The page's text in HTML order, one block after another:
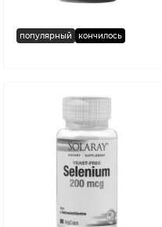
популярный кончилось